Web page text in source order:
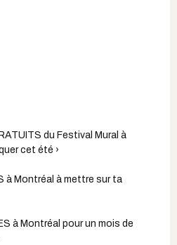
du Festival Mural à
cet été ›
à Montréal à mettre sur ta
à Montréal pour un mois de